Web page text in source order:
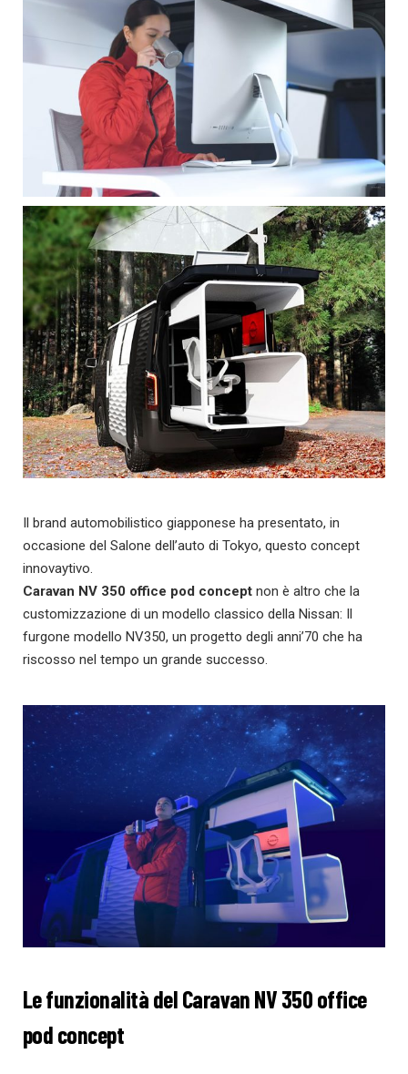
Il brand automobilistico giapponese ha presentato, in
occasione del Salone dell’auto di Tokyo, questo concept
innovaytivo.
Caravan NV 350 office pod concept non è altro che la
customizzazione di un modello classico della Nissan: Il
furgone modello NV350, un progetto degli anni’70 che ha
riscosso nel tempo un grande successo.
Le funzionalità del Caravan NV 350 office
pod concept